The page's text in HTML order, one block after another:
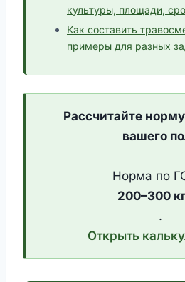
культуры, площади,
Как составить
примеры для разных
Рассчитайте
вашего
Норма по
200–300
.
Открыть